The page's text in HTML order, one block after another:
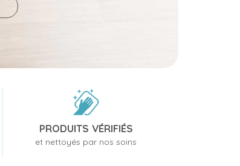
PRODUITS VÉRIFIÉS
et nettoyés par nos soins